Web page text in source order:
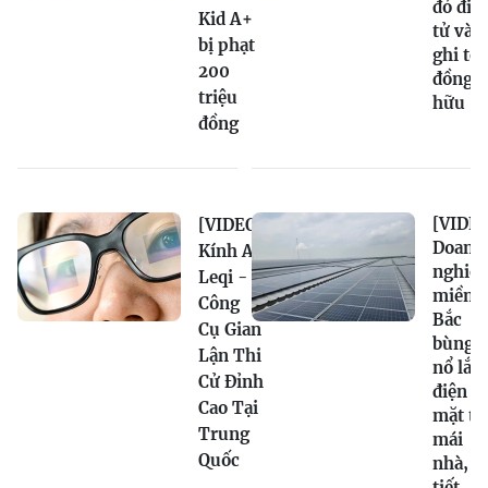
Kid A+
bị phạt
200
triệu
đồng
đỏ
tử và
ghi tên
đồng
hữu
[VIDEO]
Kính AI
Leqi -
Công
Cụ Gian
Lận Thi
Cử Đỉnh
Cao Tại
Trung
Quốc
Doanh
nghiệp
miền
Bắc
bùng
nổ lắp
điện
mặt
mái
nhà,